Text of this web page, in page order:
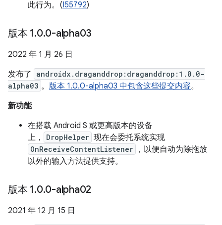
此行为。(I55792)
版本 1.0.0-alpha03
2022 年 1 月 26 日
发布了
androidx.draganddrop:draganddrop:1.0.0-
alpha03 。 版本 1.0.0-alpha03 中包含这些提交内容。
新功能
在搭载 Android S 或更高版本的设备
上，
DropHelper 现在会委托系统实现
OnReceiveContentListener
，以便自动为除拖放
以外的输入方法提供支持。
版本 1.0.0-alpha02
2021 年 12 月 15 日